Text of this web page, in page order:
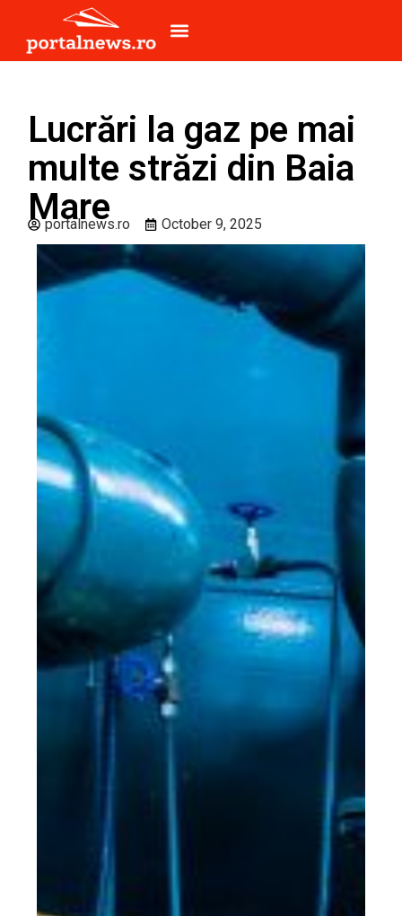
Lucrări la gaz pe mai
multe străzi din Baia
Mare
portalnews.ro October 9, 2025